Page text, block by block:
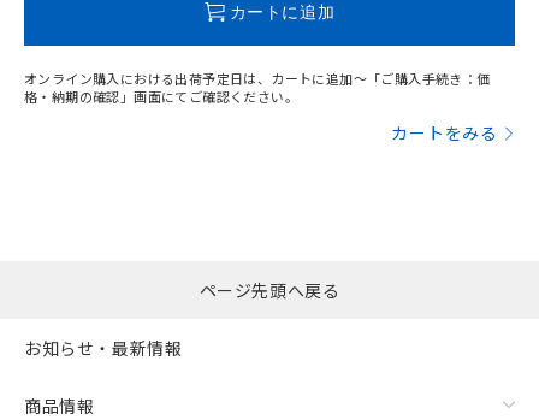
カートに追加
オンライン購入における出荷予定日は、カートに追加～「ご購入手続き：価
格・納期の確認」画面にてご確認ください。
カートをみる
ページ先頭へ戻る
お知らせ・最新情報
商品情報